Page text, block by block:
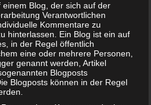
Blog, der sich auf der
Verantwortlichen
Kommentare zu
hinterlassen. Ein Blog ist ein auf
in der Regel öffentlich
eine oder mehrere Personen,
genannt werden, Artikel
Blogposts
Blogposts können in der Regel